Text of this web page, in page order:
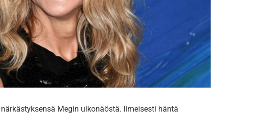
Megin ulkonäöstä. Ilmeisesti häntä